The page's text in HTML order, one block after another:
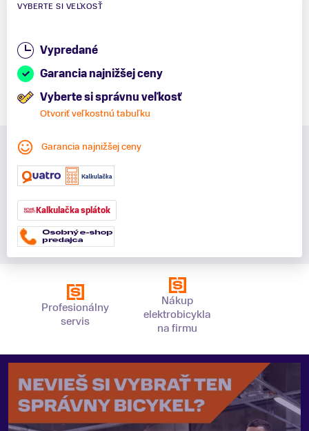
VYBERTE SI VEĽKOSŤ
Vypredané
Garancia najnižšej ceny
Vyberte si správnu veľkosť
Otvoriť veľkostnú tabuľku
Garancia najnižšej ceny
Kalkulačka splátok
Profesionálny
servis
Nákup
elektrobicykla
na firmu